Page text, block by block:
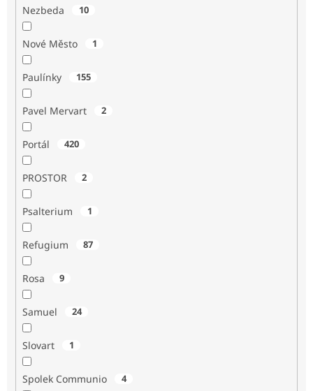
Nezbeda 10
Nové Město 1
Paulínky 155
Pavel Mervart 2
Portál 420
PROSTOR 2
Psalterium 1
Refugium 87
Rosa 9
Samuel 24
Slovart 1
Spolek Communio 4